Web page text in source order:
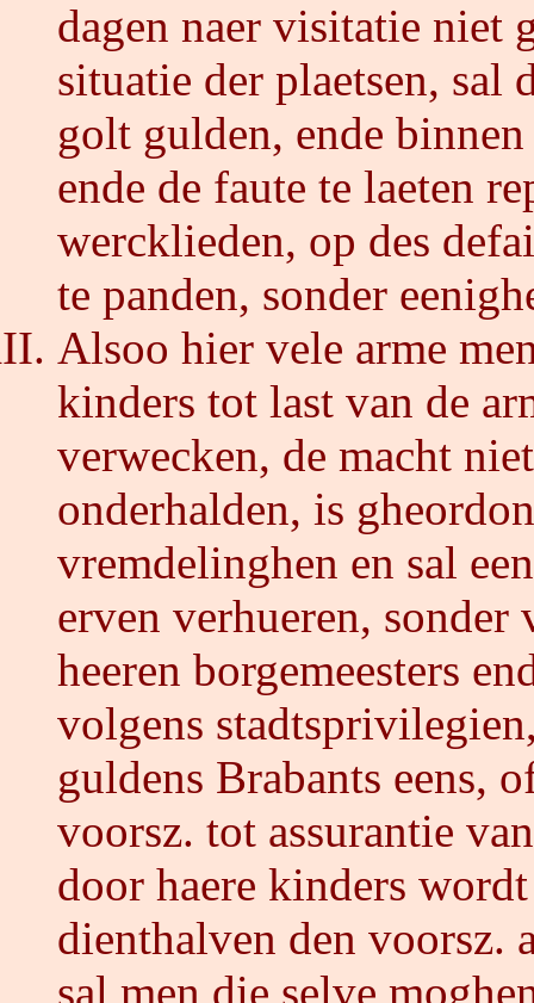
dagen naer visitatie niet
situatie der plaetsen, sal
golt gulden, ende
ende de faute te laeten
wercklieden, op des
te panden, sonder
Alsoo hier vele arme
kinders tot last van de
verwecken, de macht
onderhalden, is
vremdelinghen en sal
erven verhueren, sonder
heeren borgemeesters
volgens
guldens Brabants eens,
voorsz. tot assurantie
door haere kinders
dienthalven den voorsz.
sal men die selve